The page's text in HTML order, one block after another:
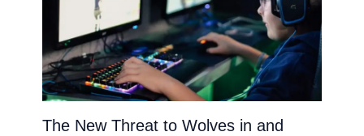
The New Threat to Wolves in and